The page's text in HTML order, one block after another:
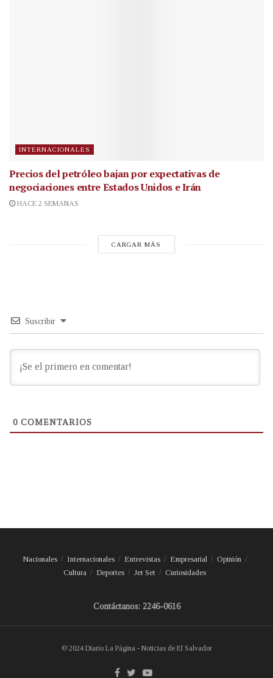
INTERNACIONALES
Precios del petróleo bajan por expectativas de
negociaciones entre Estados Unidos e Irán
HACE 2 SEMANAS
CARGAR MÁS
Suscribir
0 COMENTARIOS
Nacionales Internacionales Entrevistas Empresarial
Opinión
Cultura
Deportes Jet Set Curiosidades
Contáctanos: 2246-0616
© 2024 Diario La Página - Noticias de El Salvador